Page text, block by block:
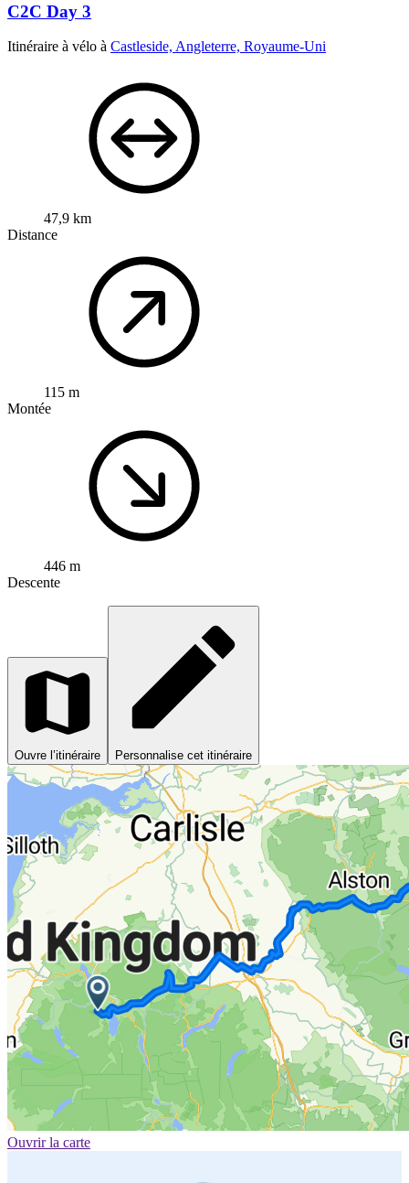
C2C Day 3
Itinéraire à vélo à Castleside, Angleterre, Royaume-Uni
47,9 km
Distance
115 m
Montée
446 m
Descente
Ouvre l’itinéraire Personnalise cet itinéraire
Ouvrir la carte